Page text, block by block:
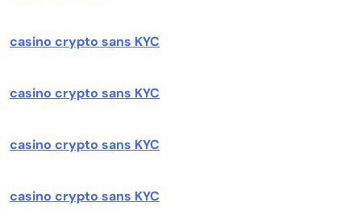
casino crypto sans KYC
casino crypto sans KYC
casino crypto sans KYC
casino crypto sans KYC